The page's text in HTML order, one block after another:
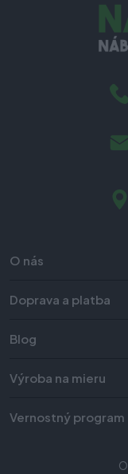
O nás
Doprava a platba
Blog
Výroba na mieru
Vernostný program